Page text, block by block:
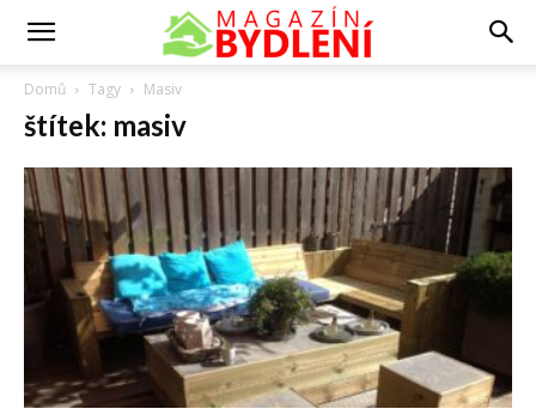
Domů Tagy Masiv
štítek: masiv